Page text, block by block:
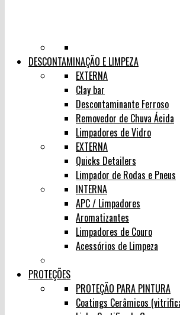
DESCONTAMINAÇÃO E LIMPEZA
EXTERNA
Clay bar
Descontaminante Ferroso
Removedor de Chuva Ácida
Limpadores de Vidro
EXTERNA
Quicks Detailers
Limpador de Rodas e Pneus
INTERNA
APC / Limpadores
Aromatizantes
Limpadores de Couro
Acessórios de Limpeza
PROTEÇÕES
PROTEÇÃO PARA PINTURA
Coatings Cerâmicos